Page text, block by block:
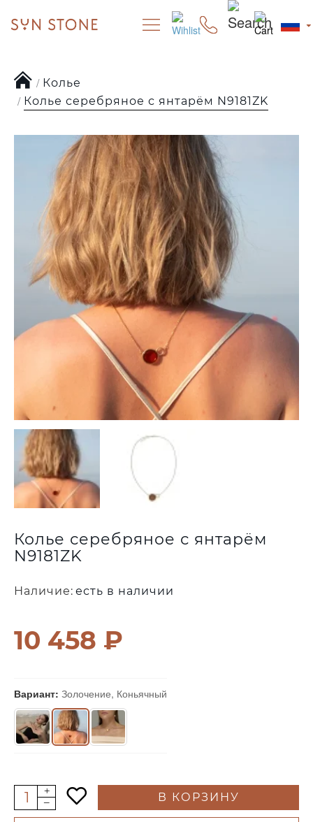
Колье
Колье серебряное с янтарём N9181ZK
Колье серебряное с янтарём
N9181ZK
10 458 ₽
Вариант: Золочение, Коньячный
Наличие: есть в наличии
В КОРЗИНУ